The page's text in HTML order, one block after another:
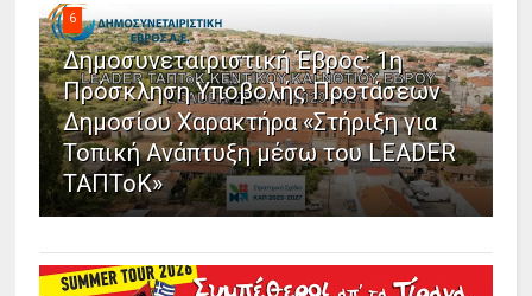
6
Δημοσυνεταιριστική Έβρος: 1η
Πρόσκληση Υποβολής Προτάσεων
Δημοσίου Χαρακτήρα «Στήριξη για
Τοπική Ανάπτυξη μέσω του LEADER
ΤΑΠΤοΚ»